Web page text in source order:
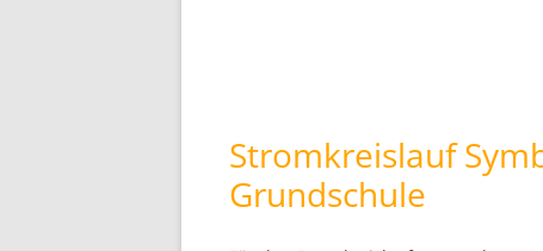
Stromkreislauf
Grundschule